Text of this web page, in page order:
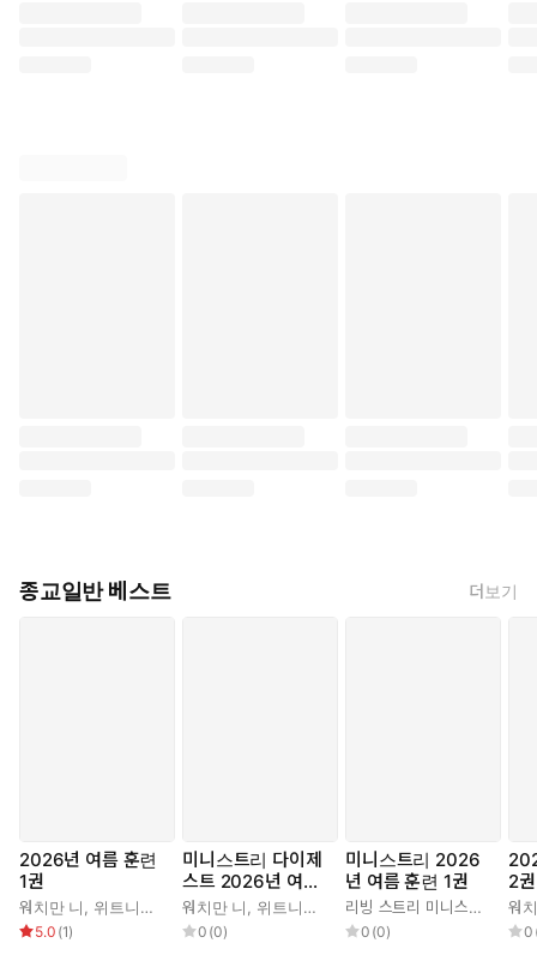
종교일반 베스트 더보기
2026년 여름 훈련
1권
워치만 니 위트니스 리
5.0 (1)
미니스트리 다이제
스트 2026년 여름
훈련 1권
워치만 니 위트니스 리
0 (0)
미니스트리 2026
년 여름 훈련 1권
리빙 스트리 미니스트리 편집부
0 (0)
2권
워
0